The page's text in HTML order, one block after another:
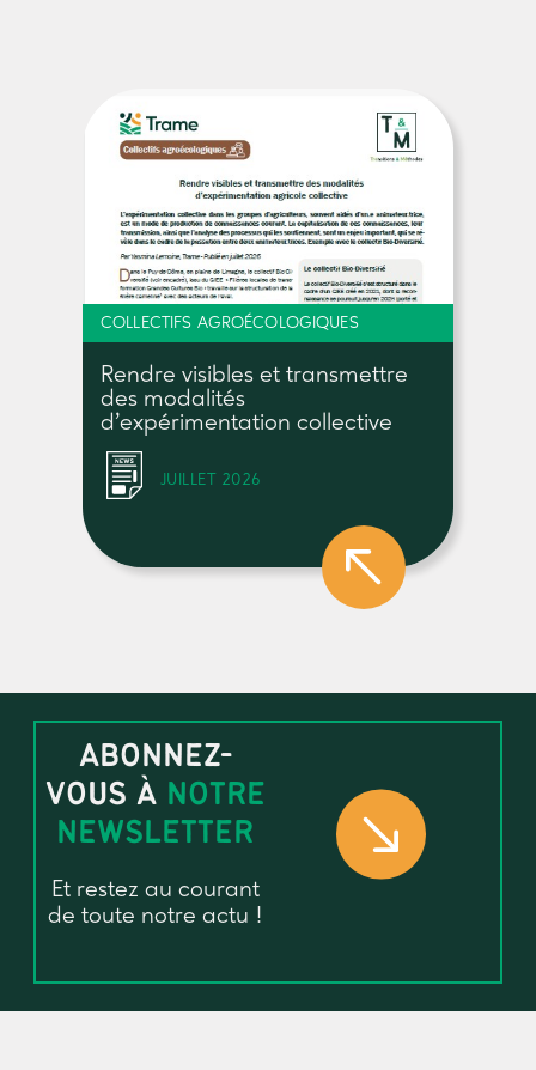
COLLECTIFS AGROÉCOLOGIQUES
Rendre visibles et transmettre
des modalités
d’expérimentation collective
JUILLET 2026
ABONNEZ-
VOUS À NOTRE
NEWSLETTER
Et restez au courant
de toute notre actu !